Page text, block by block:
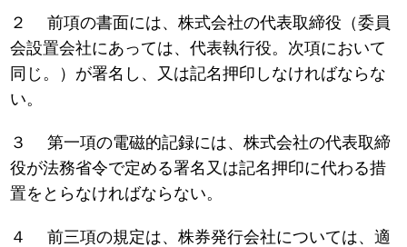
２ 前項の書面には、株式会社の代表取締役（委員
会設置会社にあっては、代表執行役。次項において
同じ。）が署名し、又は記名押印しなければならな
い。
３ 第一項の電磁的記録には、株式会社の代表取締
役が法務省令で定める署名又は記名押印に代わる措
置をとらなければならない。
４ 前三項の規定は、株券発行会社については、適